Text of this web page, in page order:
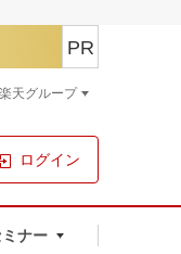
ログイン
ナー
PR
楽天グループ